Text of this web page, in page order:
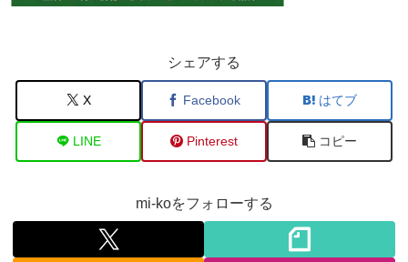
シェアする
X Facebook はてブ
LINE Pinterest コピー
mi-koをフォローする